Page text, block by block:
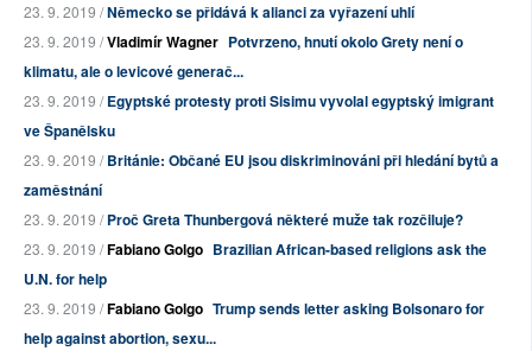
23. 9. 2019 /Německo se přidává k alianci za vyřazení uhlí
23. 9. 2019 /Vladimír Wagner Potvrzeno, hnutí okolo Grety není o
klimatu, ale o levicové generač...
23. 9. 2019 /Egyptské protesty proti Sisimu vyvolal egyptský imigrant
ve Španělsku
23. 9. 2019 /Británie: Občané EU jsou diskriminováni při hledání bytů a
zaměstnání
23. 9. 2019 /Proč Greta Thunbergová některé muže tak rozčiluje?
23. 9. 2019 /Fabiano Golgo Brazilian African-based religions ask the
U.N. for help
23. 9. 2019 /Fabiano Golgo Trump sends letter asking Bolsonaro for
help against abortion, sexu...